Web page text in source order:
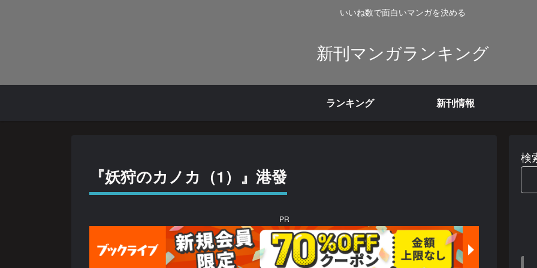
いいね数で面白いマンガを決める
新刊マンガランキング
ランキング 新刊情報
『妖狩のカノカ（1）』港發
PR
検